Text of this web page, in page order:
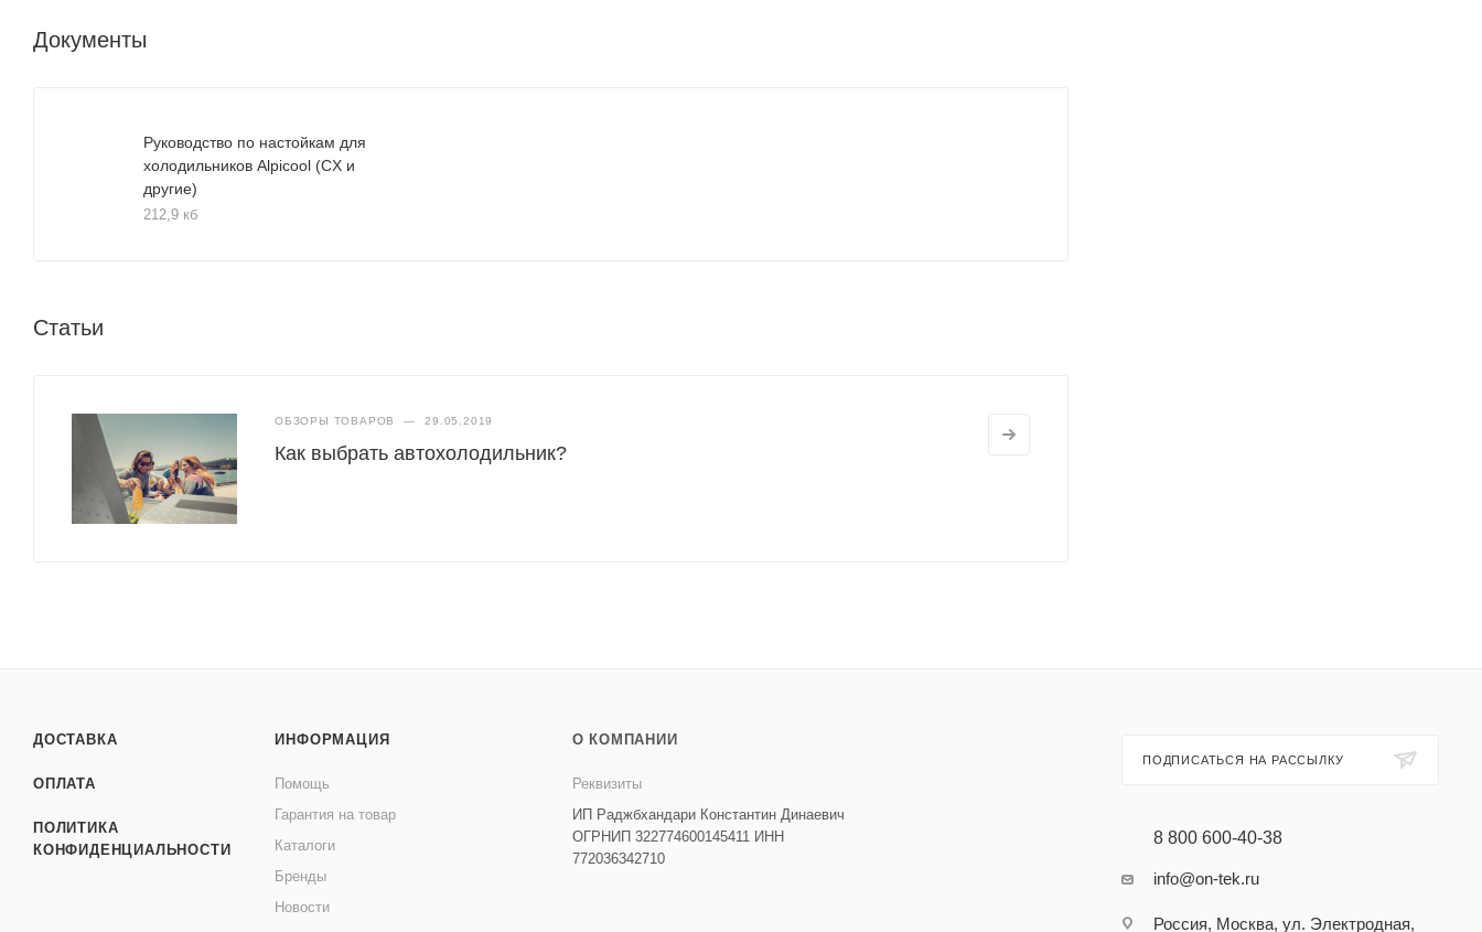
Документы
Руководство по настойкам для
холодильников Alpicool (CX и
другие)
212,9 кб
Статьи
ОБЗОРЫ ТОВАРОВ — 29.05.2019
Как выбрать автохолодильник?
ДОСТАВКА
ОПЛАТА
ПОЛИТИКА
КОНФИДЕНЦИАЛЬНОСТИ
ИНФОРМАЦИЯ
Помощь
Гарантия на товар
Каталоги
Бренды
Новости
О КОМПАНИИ
Реквизиты
ИП Раджбхандари Константин Динаевич
ОГРНИП 322774600145411 ИНН
772036342710
ПОДПИСАТЬСЯ НА РАССЫЛКУ
8 800 600-40-38
info@on-tek.ru
Россия, Москва, ул. Электродная,